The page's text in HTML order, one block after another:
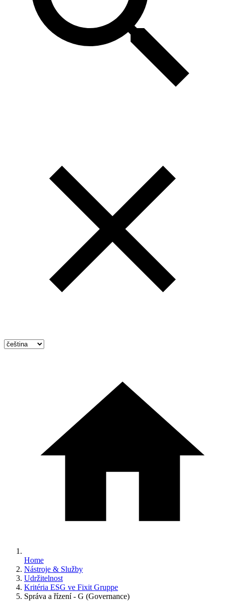
Home
Nástroje & Služby
Udržitelnost
Kritéria ESG ve Fixit Gruppe
Správa a řízení - G (Governance)